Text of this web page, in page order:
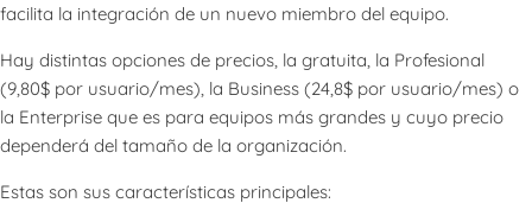
facilita la integración de un nuevo miembro del equipo.
Hay distintas opciones de precios, la gratuita, la Profesional
(9,80$ por usuario/mes), la Business (24,8$ por usuario/mes) o
la Enterprise que es para equipos más grandes y cuyo precio
dependerá del tamaño de la organización.
Estas son sus características principales: